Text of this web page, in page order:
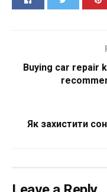
Buying car repair
Як захистити